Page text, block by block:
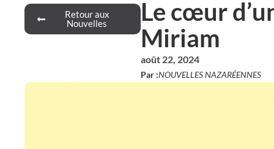
Retour aux
Nouvelles
Le cœur
Miriam
août 22, 2024
Par :NOUVELLES NAZARÉENNES